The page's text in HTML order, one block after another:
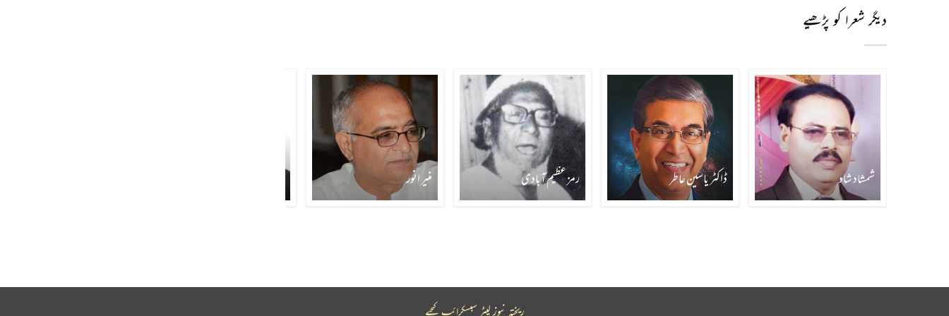
دیگر شعرا کو پڑھیے
شمشاد شاد ڈاکٹر یاسین عاطر رمز عظیم آبادی منیر انور
ریختہ نیوز لیٹر سبسکرائب کیجیے